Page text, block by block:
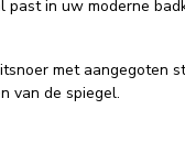
in uw moderne
met aangegoten
van de spiegel.